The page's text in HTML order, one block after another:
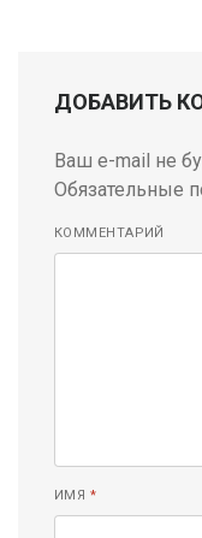
ДОБАВИТЬ
Ваш e-mail не
Обязательные
КОММЕНТАРИЙ
ИМЯ *